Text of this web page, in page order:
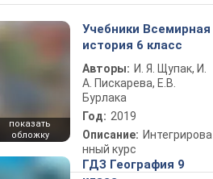
показать
обложку
Учебники Всемирная
история 6 класс
Авторы: И. Я. Щупак, И.
А. Пискарева, Е.В.
Бурлака
Год: 2019
Описание: Интегрирова
нный курс
ГДЗ География 9